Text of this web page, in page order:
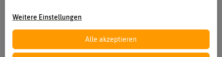
Weitere Einstellungen
Alle akzeptieren